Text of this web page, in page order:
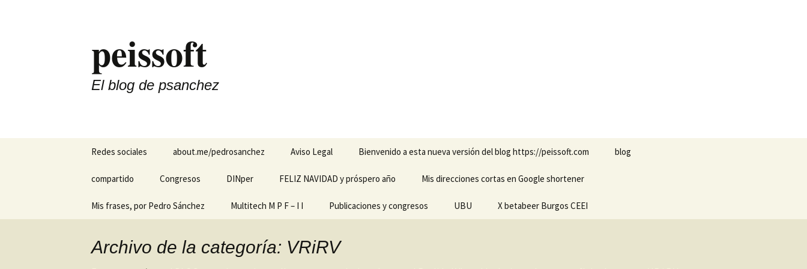
peissoft
El blog de psanchez
Redes sociales
Divulgando Ciencia y
Tecnología
Linkedin
about.me/pedrosanchez Aviso Legal Bienvenido a esta nueva versión del blog https://peissoft.com blog
compartido
El hotel de los cuentos
sistemas ayudan, las
personas hacen que
Congresos DINper
HADA Herramienta de
Interfaz en pantalla
FELIZ NAVIDAD y próspero año Mis direcciones cortas en Google shortener
Mis frases, por Pedro Sánchez Multitech M P F – I I
FDD Multitech M P F – I I
Publicaciones y congresos UBU X betabeer Burgos CEEI
Archivo de la categoría: VRiRV